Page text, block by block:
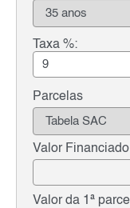
Taxa %:
Parcelas
Valor Financiado
Valor da 1ª